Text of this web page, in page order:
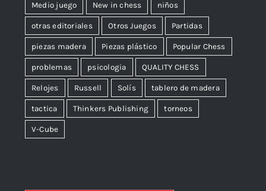
Medio juego New in chess niños
otras editoriales Otros Juegos Partidas
piezas madera Piezas plástico Popular Chess
problemas psicologia QUALITY CHESS
Relojes Russell Solís tablero de madera
tactica Thinkers Publishing torneos
V-Cube